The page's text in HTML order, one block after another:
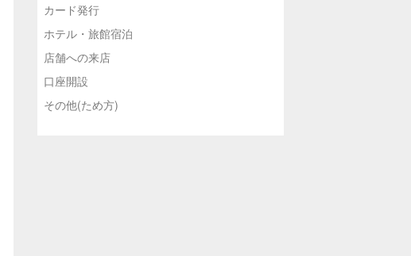
カード発行
ホテル・旅館宿泊
店舗への来店
口座開設
その他(ため方)